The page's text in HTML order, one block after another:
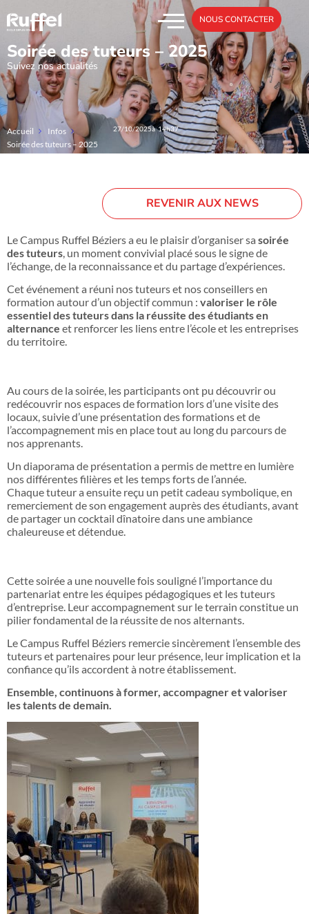
NOUS CONTACTER
Soirée des tuteurs – 2025
Suivez nos actualités
Accueil
Infos
Soirée des tuteurs – 2025
27/10/2025à 14h37
REVENIR AUX NEWS
Le Campus Ruffel Béziers a eu le plaisir d’organiser sa soirée
des tuteurs, un moment convivial placé sous le signe de
l’échange, de la reconnaissance et du partage d’expériences.
Cet événement a réuni nos tuteurs et nos conseillers en
formation autour d’un objectif commun : valoriser le rôle
essentiel des tuteurs dans la réussite des étudiants en
alternance et renforcer les liens entre l’école et les entreprises
du territoire.
Au cours de la soirée, les participants ont pu découvrir ou
redécouvrir nos espaces de formation lors d’une visite des
locaux, suivie d’une présentation des formations et de
l’accompagnement mis en place tout au long du parcours de
nos apprenants.
Un diaporama de présentation a permis de mettre en lumière
nos différentes filières et les temps forts de l’année.
Chaque tuteur a ensuite reçu un petit cadeau symbolique, en
remerciement de son engagement auprès des étudiants, avant
de partager un cocktail dînatoire dans une ambiance
chaleureuse et détendue.
Cette soirée a une nouvelle fois souligné l’importance du
partenariat entre les équipes pédagogiques et les tuteurs
d’entreprise. Leur accompagnement sur le terrain constitue un
pilier fondamental de la réussite de nos alternants.
Le Campus Ruffel Béziers remercie sincèrement l’ensemble des
tuteurs et partenaires pour leur présence, leur implication et la
confiance qu’ils accordent à notre établissement.
Ensemble, continuons à former, accompagner et valoriser
les talents de demain.